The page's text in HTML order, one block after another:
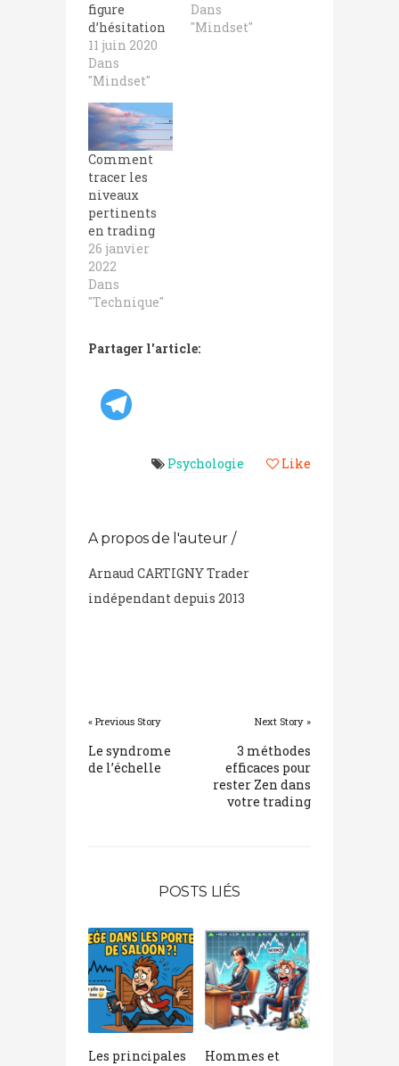
figure
d’hésitation
11 juin 2020
Dans
"Mindset"
Dans
"Mindset"
Comment
tracer les
niveaux
pertinents
en trading
26 janvier
2022
Dans
"Technique"
Partager l'article:
Like
Psychologie
A propos de l'auteur /
Arnaud CARTIGNY Trader
indépendant depuis 2013
« Previous Story
Le syndrome
de l’échelle
Next Story »
3 méthodes
efficaces pour
rester Zen dans
votre trading
POSTS LIÉS
Les principales
Hommes et